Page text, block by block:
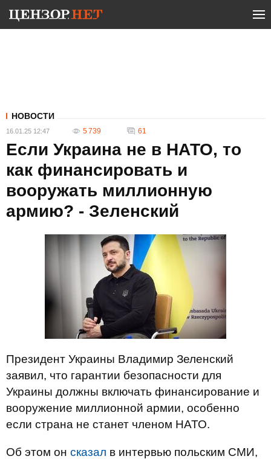
НОВОСТИ
16.01.25 12:47 5 739 61
Если Украина не в НАТО, то
как финансировать и
вооружать миллионную
армию? - Зеленский
Президент Украины Владимир Зеленский
заявил, что гарантии безопасности для
Украины должны включать финансирование и
вооружение миллионной армии, особенно
если страна не станет членом НАТО.
Об этом он сказал в интервью польским СМИ,